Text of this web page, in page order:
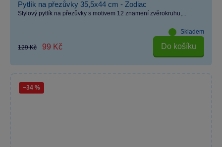
Pytlík na přezůvky 35,5x44 cm - Zodiac
Stylový pytlík na přezůvky s motivem 12 znamení zvěrokruhu,...
Skladem
129 Kč 99 Kč Do košíku
−34 %